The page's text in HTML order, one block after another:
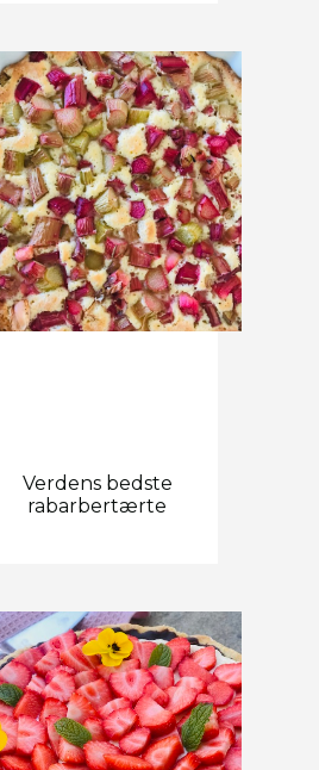
Verdens bedste
rabarbertærte